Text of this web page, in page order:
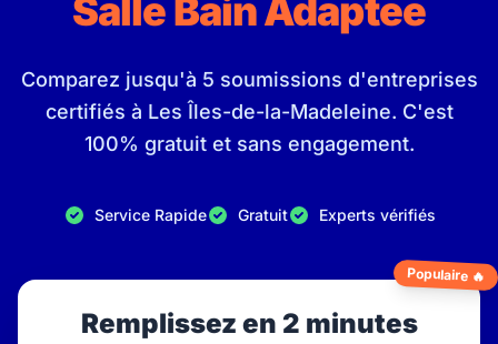
Salle Bain Adaptee
Comparez jusqu'à 5 soumissions d'entreprises
certifiés à Les Îles-de-la-Madeleine. C'est
100% gratuit et sans engagement.
Service Rapide Gratuit Experts vérifiés
Populaire 🔥
Remplissez en 2 minutes